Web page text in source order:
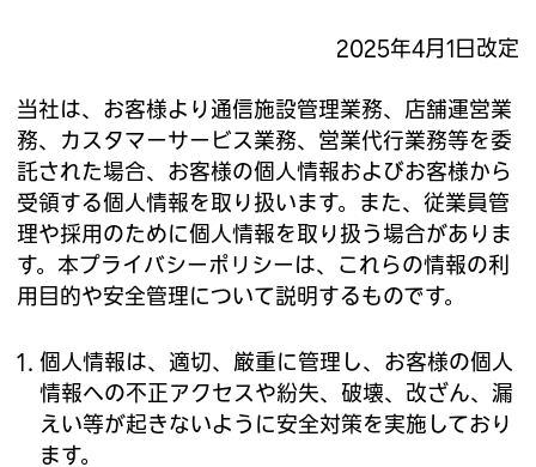
2025年4月1日改定
当社は、お客様より通信施設管理業務、店舗運営業
務、カスタマーサービス業務、営業代行業務等を委
託された場合、お客様の個人情報およびお客様から
受領する個人情報を取り扱います。また、従業員管
理や採用のために個人情報を取り扱う場合がありま
す。本プライバシーポリシーは、これらの情報の利
用目的や安全管理について説明するものです。
個人情報は、適切、厳重に管理し、お客様の個人
情報への不正アクセスや紛失、破壊、改ざん、漏
えい等が起きないように安全対策を実施しており
ます。